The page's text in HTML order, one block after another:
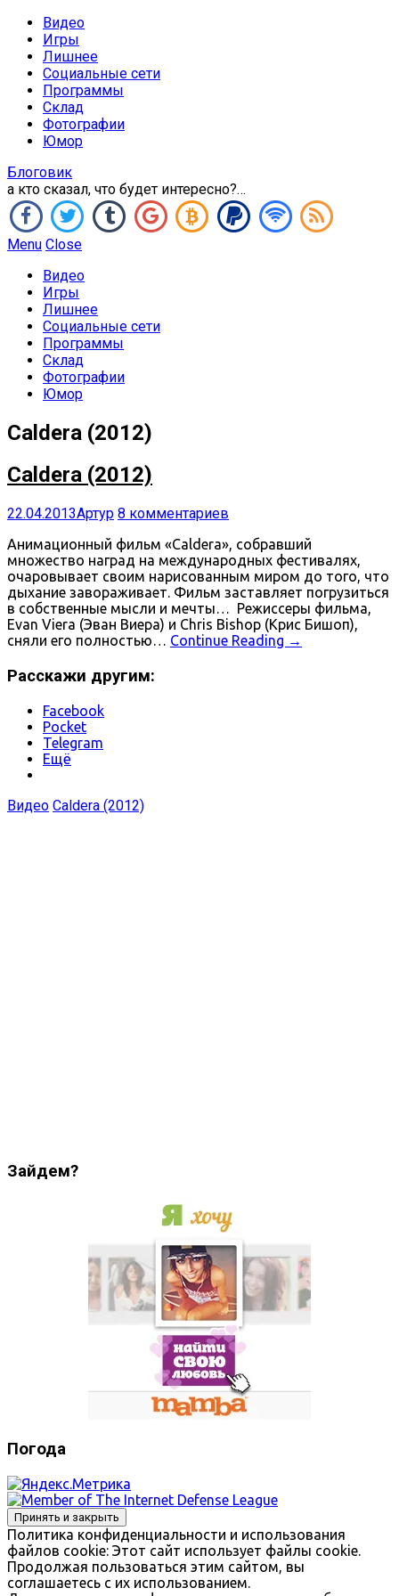
Видео
Игры
Лишнее
Социальные сети
Программы
Склад
Фотографии
Юмор
Блоговик
а кто сказал, что будет интересно?…
Menu Close
Видео
Игры
Лишнее
Социальные сети
Программы
Склад
Фотографии
Юмор
Caldera (2012)
Caldera (2012)
22.04.2013Артур 8 комментариев
Анимационный фильм «Caldera», собравший
множество наград на международных фестивалях,
очаровывает своим нарисованным миром до того, что
дыхание завораживает. Фильм заставляет погрузиться
в собственные мысли и мечты… Режиссеры фильма,
Evan Viera (Эван Виера) и Chris Bishop (Крис Бишоп),
сняли его полностью… Continue Reading →
Расскажи другим:
Facebook
Pocket
Telegram
Ещё
Видео Caldera (2012)
Зайдем?
Погода
Политика конфиденциальности и использования
файлов сookie: Этот сайт использует файлы cookie.
Продолжая пользоваться этим сайтом, вы
соглашаетесь с их использованием.